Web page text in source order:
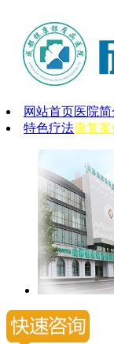
网站首页医院简
特色疗法康复案